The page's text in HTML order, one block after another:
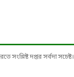
দপ্তর সর্বদা সচেষ্ট।